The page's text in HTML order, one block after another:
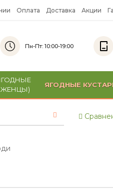
Оплата Доставка Акции
Пн-Пт: 10:00-19:00
ЯГОДНЫЕ